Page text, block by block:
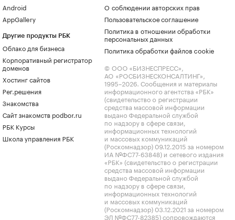
Android
AppGallery
Другие продукты РБК
Облако для бизнеса
Корпоративный регистратор
доменов
Хостинг сайтов
Рег.решения
Знакомства
Сайт знакомств podbor.ru
РБК Курсы
Школа управления РБК
О соблюдении авторских прав
Пользовательское соглашение
Политика в отношении обработки
персональных данных
Политика обработки файлов cookie
© ООО «БИЗНЕСПРЕСС»,
АО «РОСБИЗНЕСКОНСАЛТИНГ»,
1995–2026. Сообщения и материалы
информационного агентства «РБК»
(свидетельство о регистрации
средства массовой информации
выдано Федеральной службой
по надзору в сфере связи,
информационных технологий
и массовых коммуникаций
(Роскомнадзор) 09.12.2015 за номером
ИА №ФС77-63848) и сетевого издания
«РБК» (свидетельство о регистрации
средства массовой информации
выдано Федеральной службой
по надзору в сфере связи,
информационных технологий
и массовых коммуникаций
(Роскомнадзор) 03.12.2021 за номером
ЭЛ №ФС77-82385) сопровождаются